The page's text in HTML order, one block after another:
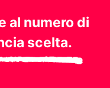
al numero di
scelta.